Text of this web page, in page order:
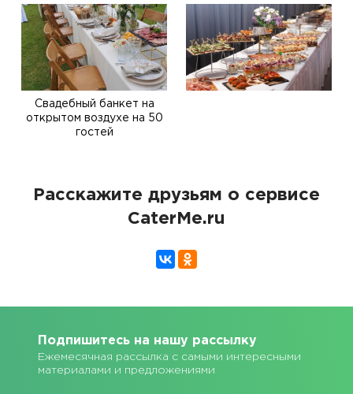
Свадебный банкет на
открытом воздухе на 50
гостей
Расскажите друзьям о сервисе
CaterMe.ru
Подпишитесь на нашу рассылку
Ежемесячная рассылка с самыми интересными
материалами и предложениями